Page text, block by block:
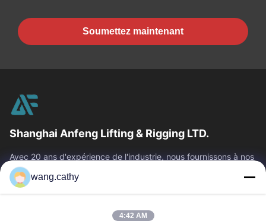
Soumettez maintenant
Shanghai Anfeng Lifting & Rigging LTD.
Avec 20 ans d'expérience de l'industrie, nous fournissons à nos
clients les produits de la meilleure qualité de levage et de
calage et les...
Liens Rapides
Produits
wang.cathy
4:42 AM